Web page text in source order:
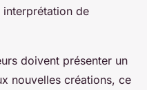
de
doivent présenter un
nouvelles créations, ce